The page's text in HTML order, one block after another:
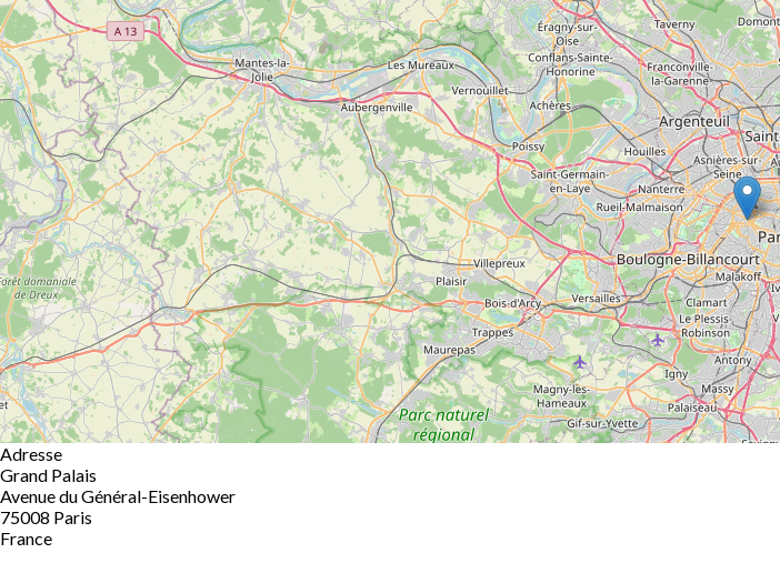
Adresse
Grand Palais
Avenue du Général-Eisenhower
75008 Paris
France